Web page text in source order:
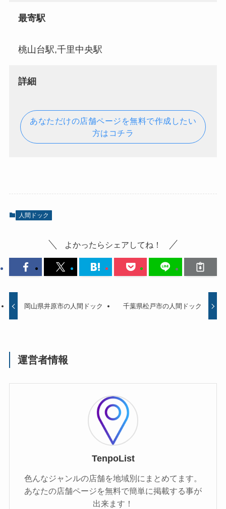
最寄駅
桃山台駅,千里中央駅
詳細
あなただけの店舗ページを無料で作成したい
方はコチラ
人間ドック
よかったらシェアしてね！
岡山県井原市の人間ドック 千葉県松戸市の人間ドック
運営者情報
TenpoList
色んなジャンルの店舗を地域別にまとめてます。
あなたの店舗ページを無料で簡単に掲載する事が
出来ます！